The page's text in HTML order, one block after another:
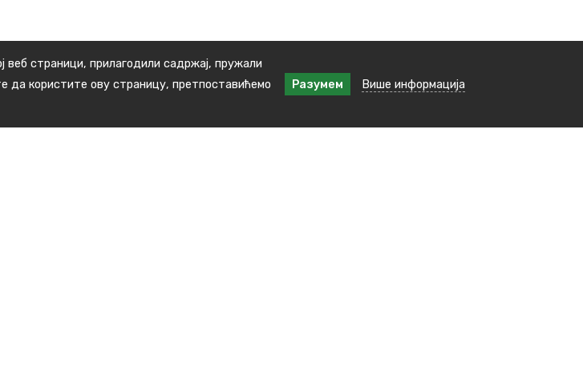
веб страници, прилагодили садржај, пружали
да користите ову страницу, претпоставићемо
Разумем Више информација